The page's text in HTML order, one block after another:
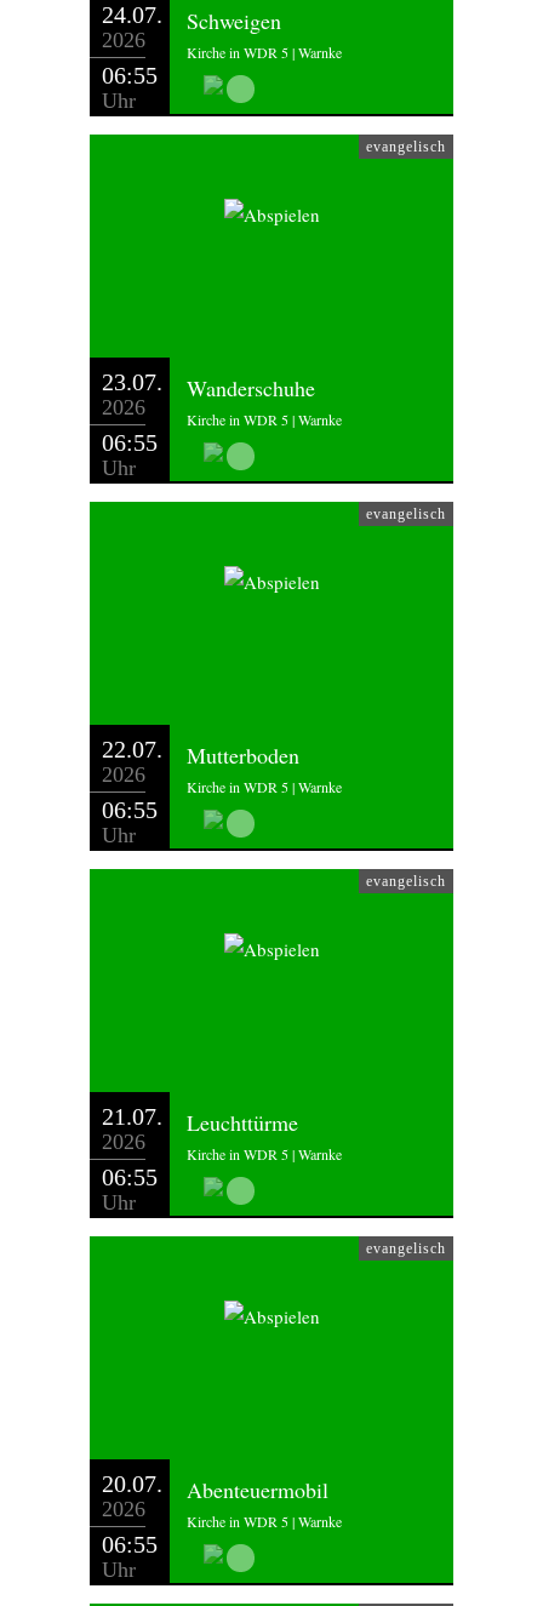
24.07.
2026
06:55
Uhr
Schweigen
Kirche in WDR 5 | Warnke
evangelisch
23.07.
2026
06:55
Uhr
Wanderschuhe
Kirche in WDR 5 | Warnke
evangelisch
22.07.
2026
06:55
Uhr
Mutterboden
Kirche in WDR 5 | Warnke
evangelisch
21.07.
2026
06:55
Uhr
Leuchttürme
Kirche in WDR 5 | Warnke
evangelisch
20.07.
2026
06:55
Uhr
Abenteuermobil
Kirche in WDR 5 | Warnke